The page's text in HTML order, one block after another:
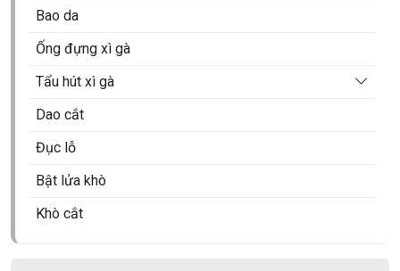
Tủ xì gà Vinocave
Tủ xì gà rượu vang
Tủ điện xì gà Raching
Tủ điện xì gà Afidano
Tủ xì gà Lubinski
Gạt tàn xì gà 1 điếu
Gạt tàn xì gà 2 điếu
Gạt tàn xì gà 3 điếu
Gạt tàn xì gà 4 điếu
Bao da
Ống đựng xì gà
Tẩu hút xì gà
Tẩu Chacom
Tẩu bắt tóp
Dao cắt
Đục lỗ
Bật lửa khò
Khò cắt